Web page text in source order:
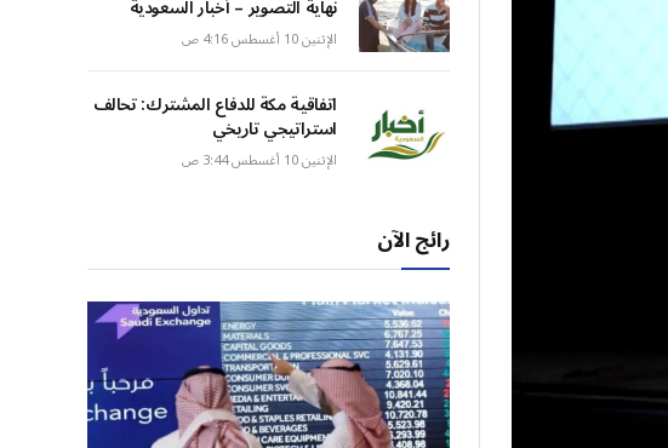
نهاية التصوير – أخبار السعودية
الإثنين 10 أغسطس 4:16 ص
اتفاقية مكة للدفاع المشترك: تحالف
استراتيجي تاريخي
الإثنين 10 أغسطس 3:44 ص
رائج الآن